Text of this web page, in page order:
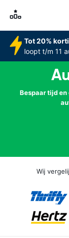
Tot 20%
loopt t/m 11
Bespaar tijd
Wij